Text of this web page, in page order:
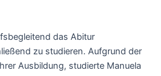
das Abitur
zu studieren. Aufgrund der
Ausbildung, studierte Manuela